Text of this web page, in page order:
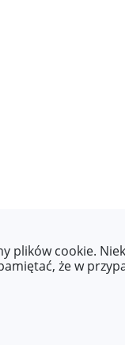
plików cookie.
że w